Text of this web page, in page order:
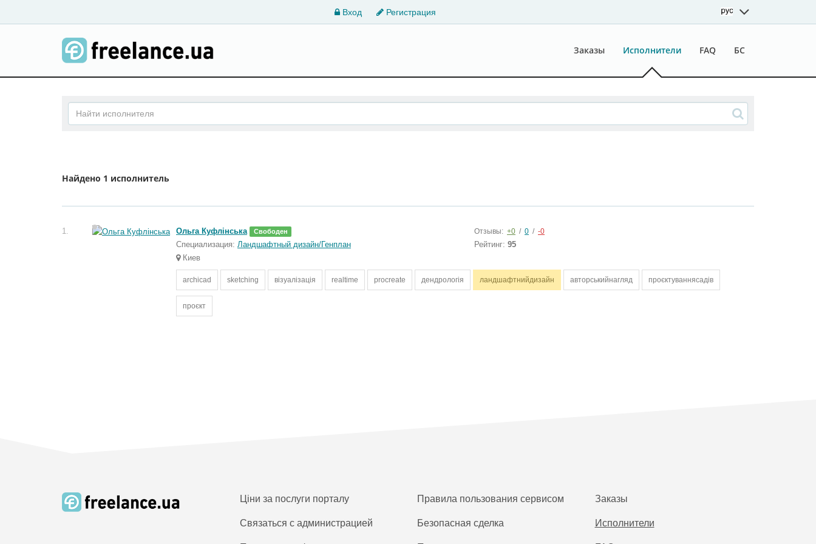
Вход Регистрация
Заказы Исполнители FAQ БС
Найдено 1 исполнитель
1. Ольга Куфлінська Свободен
Специализация: Ландшафтный дизайн/Генплан
Киев
Отзывы: +0 / 0 / -0
Рейтинг: 95
archicad sketching візуалізація realtime procreate дендрологія ландшафтнийдизайн авторськийнагляд проєктуваннясадів
проєкт
Ціни за послуги порталу
Связаться с администрацией
Правила пользования сервисом
Безопасная сделка
Заказы
Исполнители